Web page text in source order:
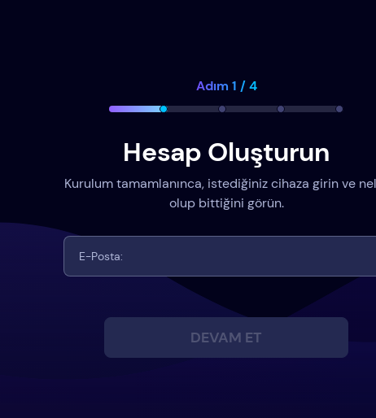
Adım 1 / 4
Hesap Oluşturun
Kurulum tamamlanınca, istediğiniz cihaza girin ve
olup bittiğini görün.
DEVAM ET